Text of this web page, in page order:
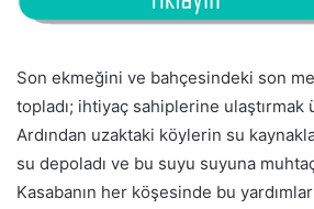
Son ekmeğini ve bahçesindeki son
topladı; ihtiyaç sahiplerine ulaştırmak
Ardından uzaktaki köylerin su
su depoladı ve bu suyu suyuna
Kasabanın her köşesinde bu